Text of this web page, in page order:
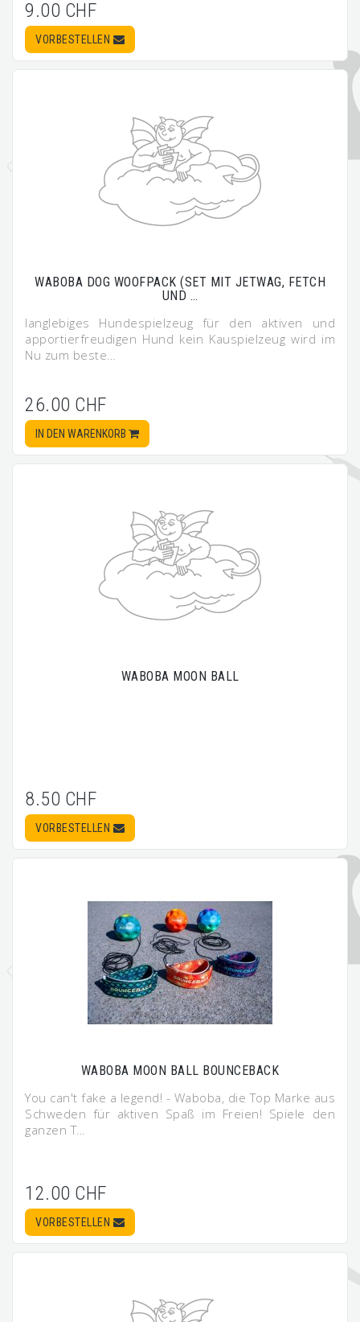
9.00 CHF
VORBESTELLEN
WABOBA DOG WOOFPACK (SET MIT JETWAG, FETCH
UND …
langlebiges Hundespielzeug für den aktiven und
apportierfreudigen Hund kein Kauspielzeug wird im
Nu zum beste…
26.00 CHF
IN DEN WARENKORB
WABOBA MOON BALL
8.50 CHF
VORBESTELLEN
WABOBA MOON BALL BOUNCEBACK
You can't fake a legend! - Waboba, die Top Marke aus
Schweden für aktiven Spaß im Freien! Spiele den
ganzen T…
12.00 CHF
VORBESTELLEN